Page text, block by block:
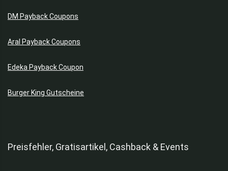
DM Payback Coupons
Aral Payback Coupons
Edeka Payback Coupon
Burger King Gutscheine
Preisfehler, Gratisartikel, Cashback & Events